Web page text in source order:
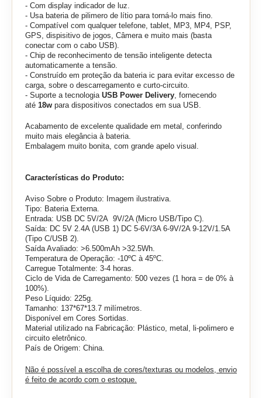
- Com display indicador de luz.
- Usa bateria de pilimero de lítio para torná-lo mais fino.
- Compatível com qualquer telefone, tablet, MP3, MP4, PSP,
GPS, dispisitivo de jogos, Câmera e muito mais (basta
conectar com o cabo USB).
- Chip de reconhecimento de tensão inteligente detecta
automaticamente a tensão.
- Construído em proteção da bateria ic para evitar excesso de
carga, sobre o descarregamento e curto-circuito.
- Suporte a tecnologia USB Power Delivery , fornecendo
até 18w para dispositivos conectados em sua USB.
Acabamento de excelente qualidade em metal, conferindo
muito mais elegância à bateria.
Embalagem muito bonita, com grande apelo visual.
Características do Produto:
Aviso Sobre o Produto: Imagem ilustrativa.
Tipo: Bateria Externa.
Entrada: USB DC 5V/2A 9V/2A (Micro USB/Tipo C).
Saída: DC 5V 2.4A (USB 1) DC 5-6V/3A 6-9V/2A 9-12V/1.5A
(Tipo C/USB 2).
Saída Avaliado: >6.500mAh >32.5Wh.
Temperatura de Operação: -10ºC à 45ºC.
Carregue Totalmente: 3-4 horas.
Ciclo de Vida de Carregamento: 500 vezes (1 hora = de 0% à
100%).
Peso Líquido: 225g.
Tamanho: 137*67*13.7 milímetros.
Disponível em Cores Sortidas.
Material utilizado na Fabricação: Plástico, metal, li-polimero e
circuito eletrônico.
País de Origem: China.
Não é possível a escolha de cores/texturas ou modelos, envio
é feito de acordo com o estoque.